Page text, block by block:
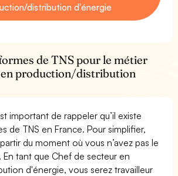
distribution d'énergie
de TNS pour le métier
en production/distribution
important de rappeler qu’il existe
de TNS en France. Pour simplifier,
du moment où vous n’avez pas le
En tant que Chef de secteur en
d'énergie, vous serez travailleur